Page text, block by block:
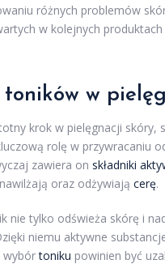
różnych problemów
w kolejnych
toników w
krok w pielęgnacji skóry,
rolę w przywracaniu
zawiera on składniki
oraz odżywiają cerę.
nie tylko odświeża skórę i
niemu aktywne
wybórtoniku powinien być